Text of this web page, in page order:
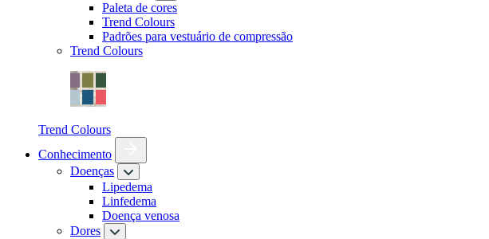
Paleta de cores
Trend Colours
Padrões para vestuário de compressão
Trend Colours
Trend Colours
Conhecimento
Doenças
Lipedema
Linfedema
Doença venosa
Dores